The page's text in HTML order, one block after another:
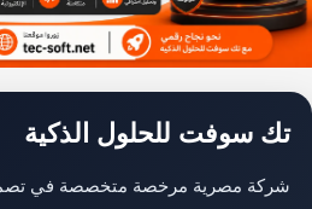
تك سوفت للحلول الذكية
شركة مصرية مرخصة متخصصة في